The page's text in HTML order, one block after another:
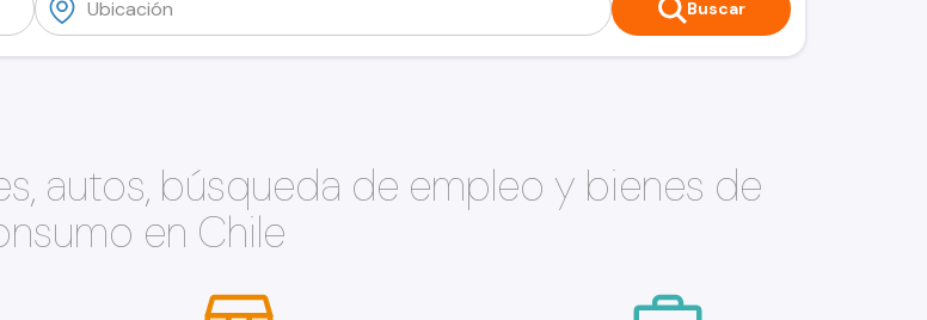
Buscar
autos, búsqueda de empleo y bienes de
en Chile